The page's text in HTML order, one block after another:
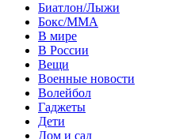
Биатлон/Лыжи
Бокс/MMA
В мире
В России
Вещи
Военные новости
Волейбол
Гаджеты
Дети
Дом и сад